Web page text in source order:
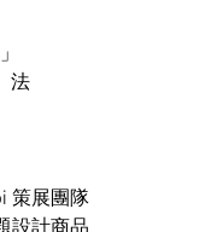
法
策展團隊
設計商品